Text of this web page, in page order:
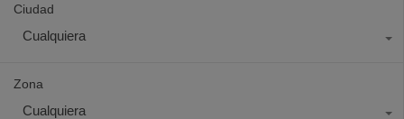
Ciudad
Cualquiera
Zona
Cualquiera